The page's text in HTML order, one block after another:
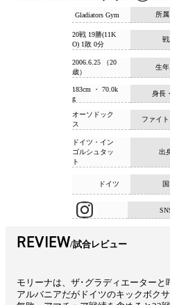
所
Gladiators Gym
20戦 19勝(11K
O) 1敗 0分
生年
2006.6.25 （20
歳）
身長
183cm ・ 70.0k
g
ファイ
オーソドック
ス
出
ドイツ・イン
ゴルシュタッ
ト
ドイツ
REVIEW 試合レビュー
モリーナは、ザ･グラディエーターと
アルバニアだがドイツのキックボク